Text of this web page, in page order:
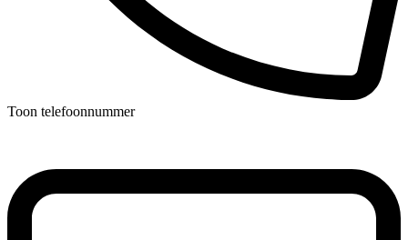
Toon telefoonnummer